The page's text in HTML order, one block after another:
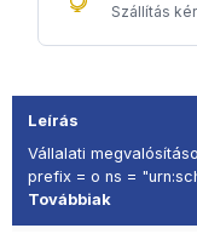
Szállítás
Leírás
Vállalati
prefix = o ns =
Továbbiak